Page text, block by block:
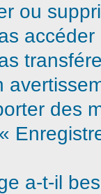
ou
des
a-t-il